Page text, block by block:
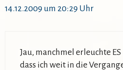
14.12.2009 um 20:29 Uhr
Jau, manchmel erleuchte
dass ich weit in die